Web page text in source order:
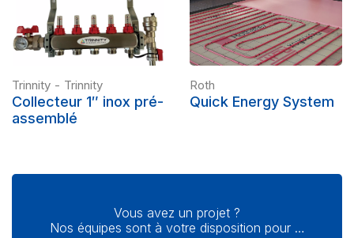
Trinnity - Trinnity
Collecteur 1″ inox pré-
assemblé
Roth
Quick Energy System
Vous avez un projet ?
Nos équipes sont à votre disposition pour …